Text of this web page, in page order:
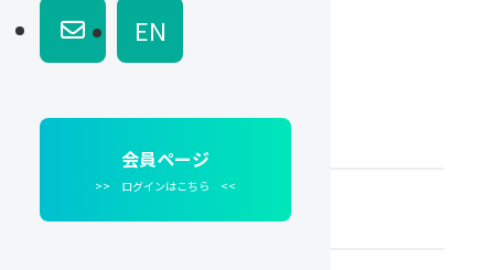
koshikawa
EN
会員ページ
>> ログインはこちら <<